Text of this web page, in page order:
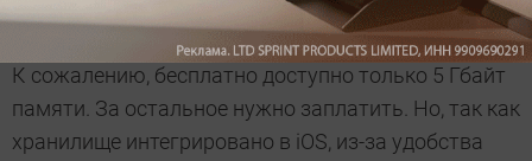
для хранения файлов из медиатеки iCloud.
К сожалению, бесплатно доступно только 5 Гбайт
памяти. За остальное нужно заплатить. Но, так как
хранилище интегрировано в iOS, из-за удобства